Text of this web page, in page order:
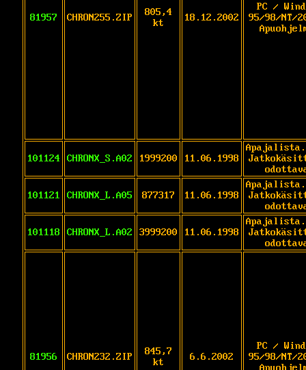
81957 CHRON255.ZIP
805,4
kt
18.12.2002
PC /
95/98/NT/
101124 CHRONX_S.A02 1999200 11.06.1998
101121 CHRONX_L.A05 877317 11.06.1998
101118 CHRONX_L.A02 3999200 11.06.1998
81956 CHRON232.ZIP
845,7
kt
6.6.2002
PC /
95/98/NT/